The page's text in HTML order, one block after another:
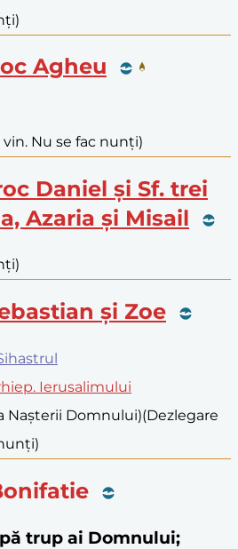
Agheu
Nu se fac nunți)
Daniel și Sf. trei
Azaria și Misail
și Zoe
Ierusalimului
Nașterii Domnului)(Dezlegare
trup ai Domnului;